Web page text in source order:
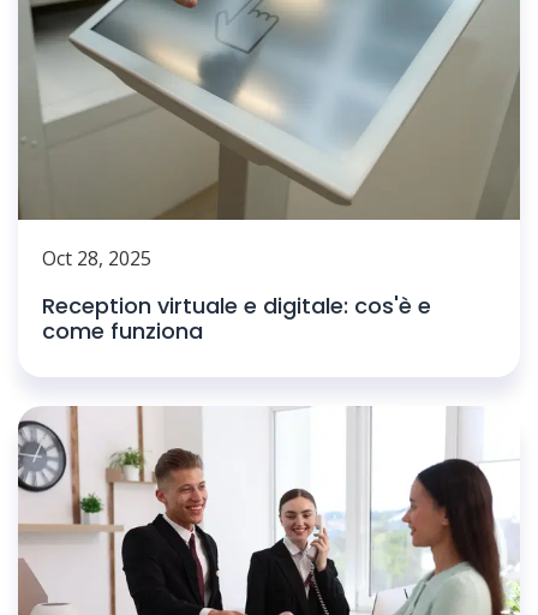
Oct 28, 2025
Reception virtuale e digitale: cos'è e
come funziona